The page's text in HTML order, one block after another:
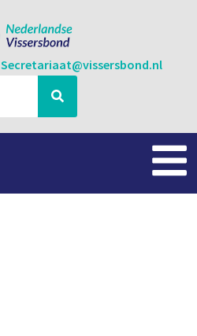
Secretariaat@vissersbond.nl